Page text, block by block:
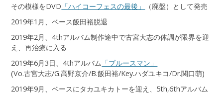
その模様をDVD 「ハイコーフェスの最後」
（廃盤）として発売
2019年1月、ベース飯田裕脱退
2019年2月、4thアルバム制作途中で古宮大志の体調が限界を迎
え、再治療に入る
2019年6月3日、4thアルバム 「ブルースマン」
(Vo.古宮大志/G.高野京介/B.飯田裕/Key.ハダユキコ/Dr.関口萌)
2019年9月、ベースにタカユキカトーを迎え、5th,6thアルバム